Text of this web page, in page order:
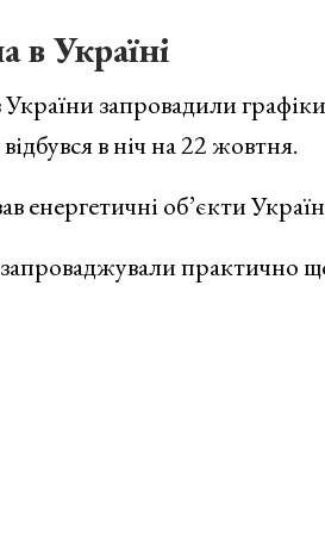
в Україні
запровадили
в ніч на 22 жовтня.
енергетичні об’єкти
запроваджували практично